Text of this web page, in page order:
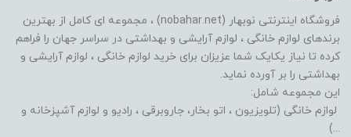
فروشگاه اینترنتی نوبهار (nobahar.net) ، مجموعه ای کامل از بهترین
برندهای لوازم خانگی ، لوازم آرایشی و بهداشتی در سراسر جهان را فراهم
کرده تا نیاز یکایک شما عزیزان برای خرید لوازم خانگی ، لوازم آرایشی و
بهداشتی را بر آورده نماید.
این مجموعه شامل:
لوازم خانگی (تلویزیون ، اتو بخار، جاروبرقی ، رادیو و لوازم آشپزخانه و
...)